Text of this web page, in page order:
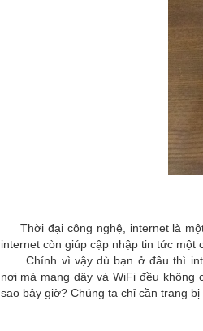
Thời đại công nghệ, internet là một
internet còn giúp cập nhập tin tức một
Chính vì vậy dù bạn ở đâu thì
nơi mà mạng dây và WiFi đều không
sao bây giờ? Chúng ta chỉ cần trang bị